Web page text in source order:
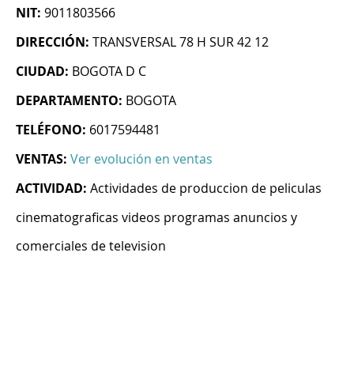
NIT: 9011803566
DIRECCIÓN: TRANSVERSAL 78 H SUR 42 12
CIUDAD: BOGOTA D C
DEPARTAMENTO: BOGOTA
TELÉFONO: 6017594481
VENTAS: Ver evolución en ventas
ACTIVIDAD: Actividades de produccion de peliculas
cinematograficas videos programas anuncios y
comerciales de television